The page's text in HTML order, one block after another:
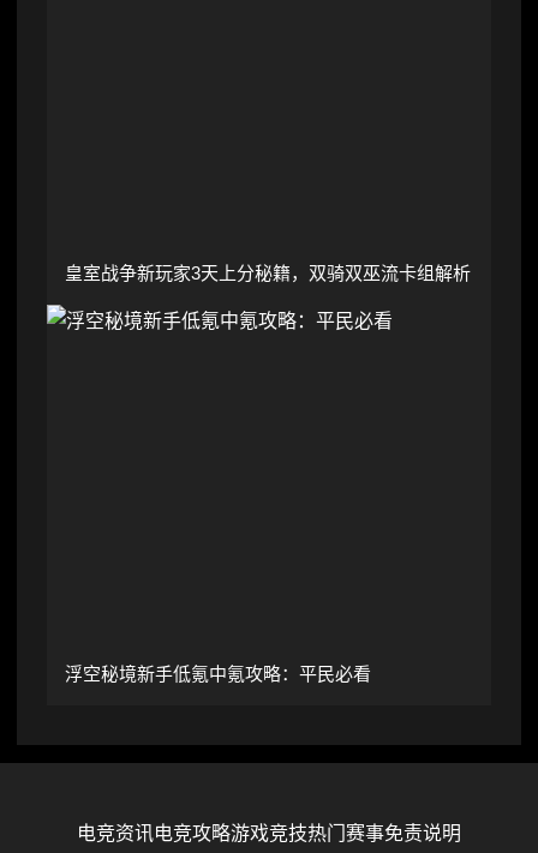
皇室战争新玩家3天上分秘籍，双骑双巫流卡组解析
浮空秘境新手低氪中氪攻略：平民必看
电竞资讯电竞攻略游戏竞技热门赛事免责说明